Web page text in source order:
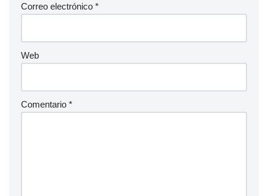
Correo electrónico *
Web
Comentario *